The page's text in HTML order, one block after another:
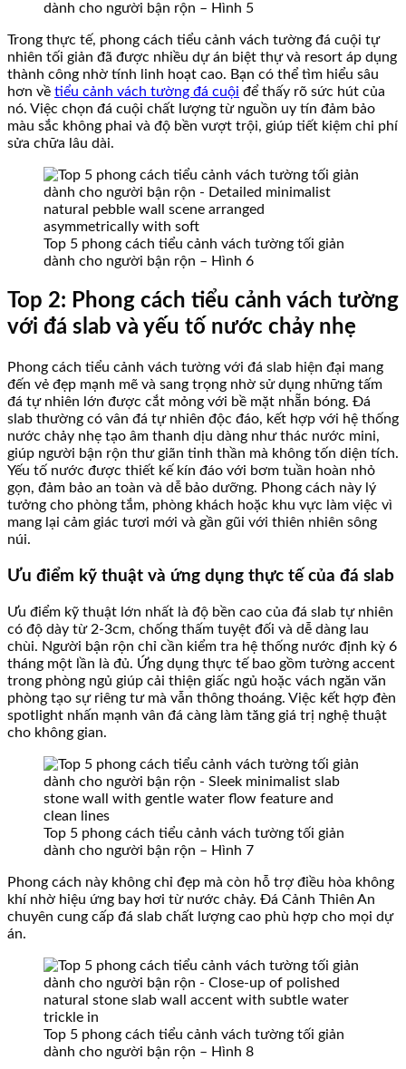
dành cho người bận rộn – Hình 5
Trong thực tế, phong cách tiểu cảnh vách tường đá cuội tự
nhiên tối giản đã được nhiều dự án biệt thự và resort áp dụng
thành công nhờ tính linh hoạt cao. Bạn có thể tìm hiểu sâu
hơn về tiểu cảnh vách tường đá cuội để thấy rõ sức hút của
nó. Việc chọn đá cuội chất lượng từ nguồn uy tín đảm bảo
màu sắc không phai và độ bền vượt trội, giúp tiết kiệm chi phí
sửa chữa lâu dài.
Top 5 phong cách tiểu cảnh vách tường tối giản
dành cho người bận rộn – Hình 6
Top 2: Phong cách tiểu cảnh vách tường
với đá slab và yếu tố nước chảy nhẹ
Phong cách tiểu cảnh vách tường với đá slab hiện đại mang
đến vẻ đẹp mạnh mẽ và sang trọng nhờ sử dụng những tấm
đá tự nhiên lớn được cắt mỏng với bề mặt nhẵn bóng. Đá
slab thường có vân đá tự nhiên độc đáo, kết hợp với hệ thống
nước chảy nhẹ tạo âm thanh dịu dàng như thác nước mini,
giúp người bận rộn thư giãn tinh thần mà không tốn diện tích.
Yếu tố nước được thiết kế kín đáo với bơm tuần hoàn nhỏ
gọn, đảm bảo an toàn và dễ bảo dưỡng. Phong cách này lý
tưởng cho phòng tắm, phòng khách hoặc khu vực làm việc vì
mang lại cảm giác tươi mới và gần gũi với thiên nhiên sông
núi.
Ưu điểm kỹ thuật và ứng dụng thực tế của đá slab
Ưu điểm kỹ thuật lớn nhất là độ bền cao của đá slab tự nhiên
có độ dày từ 2-3cm, chống thấm tuyệt đối và dễ dàng lau
chùi. Người bận rộn chỉ cần kiểm tra hệ thống nước định kỳ 6
tháng một lần là đủ. Ứng dụng thực tế bao gồm tường accent
trong phòng ngủ giúp cải thiện giấc ngủ hoặc vách ngăn văn
phòng tạo sự riêng tư mà vẫn thông thoáng. Việc kết hợp đèn
spotlight nhấn mạnh vân đá càng làm tăng giá trị nghệ thuật
cho không gian.
Top 5 phong cách tiểu cảnh vách tường tối giản
dành cho người bận rộn – Hình 7
Phong cách này không chỉ đẹp mà còn hỗ trợ điều hòa không
khí nhờ hiệu ứng bay hơi từ nước chảy. Đá Cảnh Thiên An
chuyên cung cấp đá slab chất lượng cao phù hợp cho mọi dự
án.
Top 5 phong cách tiểu cảnh vách tường tối giản
dành cho người bận rộn – Hình 8